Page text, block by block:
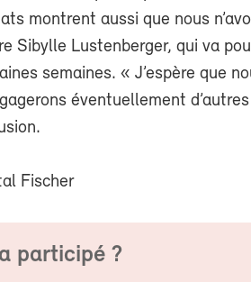
montrent aussi que nous
Sibylle Lustenberger, qui va
semaines. « J’espère que
éventuellement
Fischer
participé ?